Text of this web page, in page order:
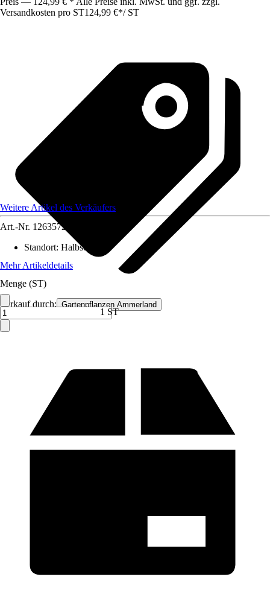
Versandkosten pro ST124,99 €*/ ST
Verkauf durch: Gartenpflanzen Ammerland
Weitere Artikel des Verkäufers
Art.-Nr. 12635726
Standort: Halbschatten
Mehr Artikeldetails
Menge (ST)
1 ST